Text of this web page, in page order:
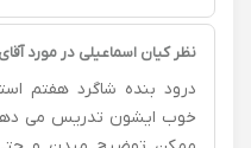
سخت، آسان و حتی شیرین
کلاسشون باعث می‌شه
استاد خفن و پر انرژی ای رو
نظر کیان اسماعیلی در مورد
درود بنده شاگرد هفتم
خوب ایشون تدریس می